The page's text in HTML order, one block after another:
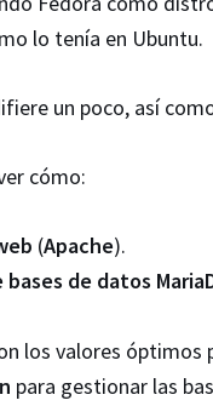
lo tenía en Ubuntu.
un poco, así
cómo:
(Apache).
de datos
los valores óptimos
para gestionar las